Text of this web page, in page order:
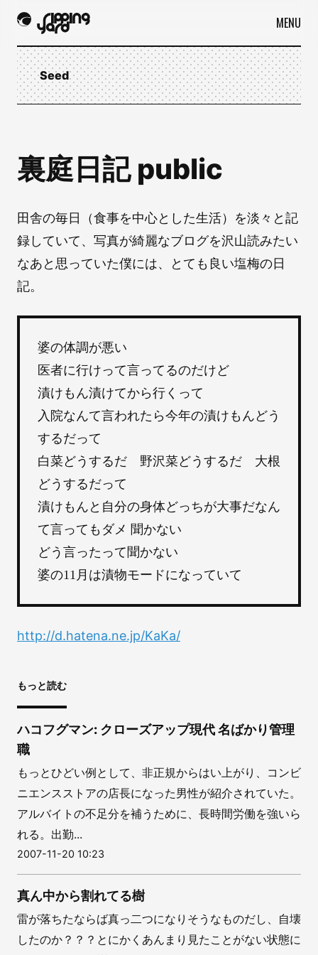
MENU
Seed
裏庭日記 public
田舎の毎日（食事を中心とした生活）を淡々と記
録していて、写真が綺麗なブログを沢山読みたい
なあと思っていた僕には、とても良い塩梅の日
記。
婆の体調が悪い
医者に行けって言ってるのだけど
漬けもん漬けてから行くって
入院なんて言われたら今年の漬けもんどう
するだって
白菜どうするだ 野沢菜どうするだ 大根
どうするだって
漬けもんと自分の身体どっちが大事だなん
て言ってもダメ 聞かない
どう言ったって聞かない
婆の11月は漬物モードになっていて
http://d.hatena.ne.jp/KaKa/
もっと読む
ハコフグマン: クローズアップ現代 名ばかり管理
職
もっとひどい例として、非正規からはい上がり、コンビ
ニエンスストアの店長になった男性が紹介されていた。
アルバイトの不足分を補うために、長時間労働を強いら
れる。出勤...
2007-11-20 10:23
真ん中から割れてる樹
雷が落ちたならば真っ二つになりそうなものだし、自壊
したのか？？？とにかくあんまり見たことがない状態に